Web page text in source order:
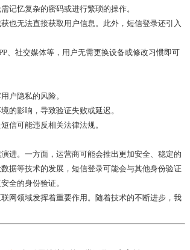
记忆复杂的密码或进行繁琐的操作。
也无法直接获取用户信息。此外，短信登录还引入
、社交媒体等，用户无需更换设备或修改习惯即可
户隐私的风险。
的影响，导致验证失败或延迟。
信可能违反相关法律法规。
进。一方面，运营商可能会推出更加安全、稳定的
据等技术的发展，短信登录可能会与其他身份验证
全的身份验证。
网领域发挥着重要作用。随着技术的不断进步，我